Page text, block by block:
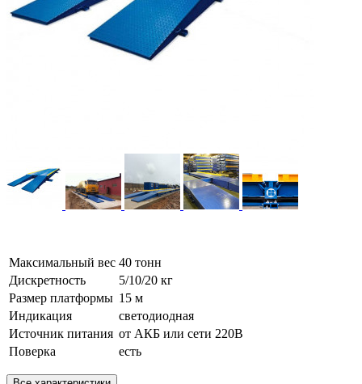
Максимальный вес 40 тонн
Дискретность
5/10/20 кг
Размер платформы 15 м
Индикация
светодиодная
Источник питания от АКБ или сети 220В
Поверка
есть